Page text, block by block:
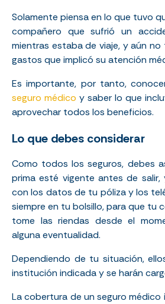
Solamente piensa en lo que tuvo
compañero que sufrió un
mientras estaba de viaje, y aún no
gastos que implicó su atención
Es importante, por tanto,
seguro médico y saber lo que
aprovechar todos los beneficios.
Lo que debes considerar
Como todos los seguros, debes
prima esté vigente antes de
con los datos de tu póliza y los
siempre en tu bolsillo, para que tu
tome las riendas desde el
alguna eventualidad.
Dependiendo de tu situación,
institución indicada y se harán
La cobertura de un seguro médico